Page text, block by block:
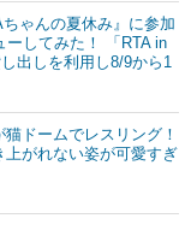
ゃんの夏休み』に参加
ーしてみた！ 「RTA in
出しを利用し8/9から1
ドームでレスリング！
上がれない姿が可愛すぎ